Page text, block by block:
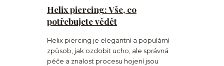
Helix piercing: Vše, co
potřebujete vědět
Helix piercing je elegantní a populární
způsob, jak ozdobit ucho, ale správná
péče a znalost procesu hojení jsou